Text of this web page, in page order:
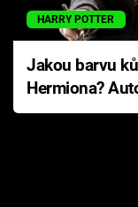
HARRY POTTER
Jakou barvu
Hermiona?
Pottera přišla